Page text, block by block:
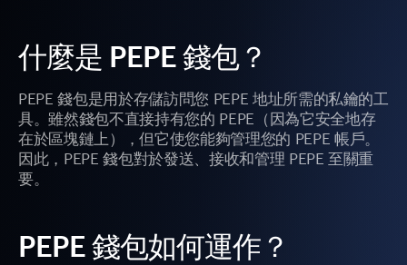
什麼是 PEPE 錢包？
PEPE 錢包是用於存儲訪問您 PEPE 地址所需的私鑰的工
具。雖然錢包不直接持有您的 PEPE（因為它安全地存
在於區塊鏈上），但它使您能夠管理您的 PEPE 帳戶。
因此，PEPE 錢包對於發送、接收和管理 PEPE 至關重
要。
PEPE 錢包如何運作？